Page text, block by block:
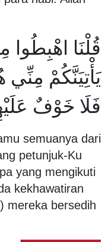
قُلْنَا اهْبِطُوا
يَأْتِيَنَّكُمْ
فَلَا خَوْفٌ
semuanya dari
petunjuk-Ku
yang mengikuti
kekhawatiran
mereka bersedih